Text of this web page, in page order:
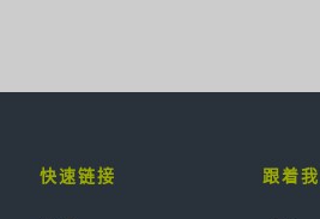
快速链接 跟着